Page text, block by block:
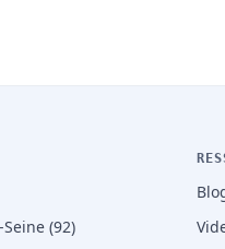
(92)